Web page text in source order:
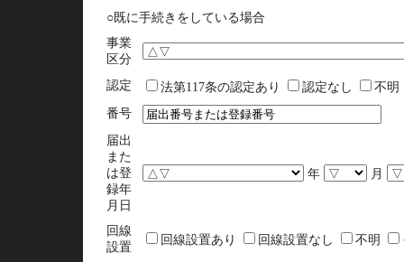
○既に手続きをしている場合
事業
区分
認定
法第117条の認定あり 認定なし
不明
番号
届出
また
は登
録年
月日
年 月
回線
設置
回線設置あり 回線設置なし 不明